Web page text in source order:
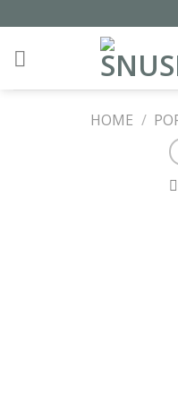
to
content
HOME /